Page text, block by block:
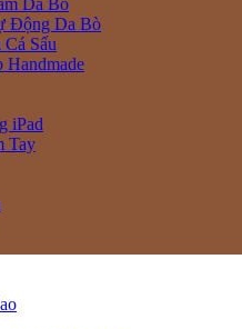
Động Da Bò
Sấu
Handmade
iPad
Tay